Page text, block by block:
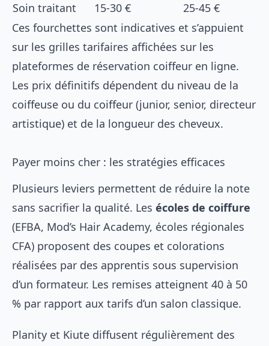
Soin traitant
15-30 €
25-45 €
Ces fourchettes sont indicatives et s’appuient
sur les grilles tarifaires affichées sur les
plateformes de réservation coiffeur en ligne.
Les prix définitifs dépendent du niveau de la
coiffeuse ou du coiffeur (junior, senior, directeur
artistique) et de la longueur des cheveux.
Payer moins cher : les stratégies efficaces
Plusieurs leviers permettent de réduire la note
sans sacrifier la qualité. Les écoles de coiffure
(EFBA, Mod’s Hair Academy, écoles régionales
CFA) proposent des coupes et colorations
réalisées par des apprentis sous supervision
d’un formateur. Les remises atteignent 40 à 50
% par rapport aux tarifs d’un salon classique.
Planity et Kiute diffusent régulièrement des